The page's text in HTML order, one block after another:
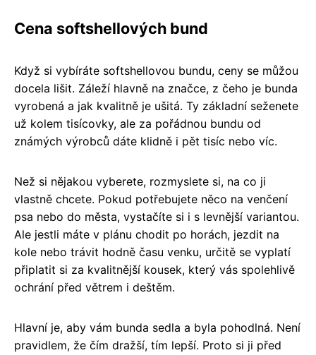
Cena softshellových bund
Když si vybíráte softshellovou bundu, ceny se můžou
docela lišit. Záleží hlavně na značce, z čeho je bunda
vyrobená a jak kvalitně je ušitá. Ty základní seženete
už kolem tisícovky, ale za pořádnou bundu od
známých výrobců dáte klidně i pět tisíc nebo víc.
Než si nějakou vyberete, rozmyslete si, na co ji
vlastně chcete. Pokud potřebujete něco na venčení
psa nebo do města, vystačíte si i s levnější variantou.
Ale jestli máte v plánu chodit po horách, jezdit na
kole nebo trávit hodně času venku, určitě se vyplatí
připlatit si za kvalitnější kousek, který vás spolehlivě
ochrání před větrem i deštěm.
Hlavní je, aby vám bunda sedla a byla pohodlná. Není
pravidlem, že čím dražší, tím lepší. Proto si ji před